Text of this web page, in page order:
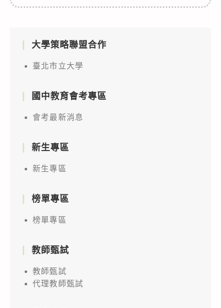
大學策略聯盟合作
臺北市立大學
國中教育會考專區
會考最新消息
新生專區
新生專區
榜單專區
榜單專區
教師甄試
教師甄試
代理教師甄試